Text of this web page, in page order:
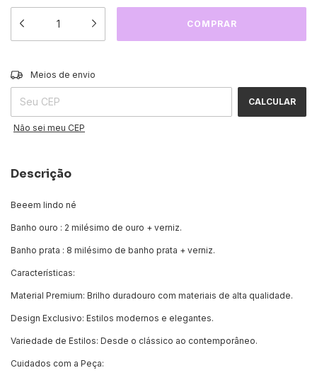
Entregas para o CEP:
Meios de envio
CALCULAR
Não sei meu CEP
Descrição
Beeem lindo né
Banho ouro : 2 milésimo de ouro + verniz.
Banho prata : 8 milésimo de banho prata + verniz.
Características:
Material Premium: Brilho duradouro com materiais de alta qualidade.
Design Exclusivo: Estilos modernos e elegantes.
Variedade de Estilos: Desde o clássico ao contemporâneo.
Cuidados com a Peça: